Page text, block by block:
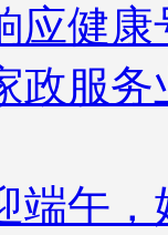
应健
政服
端午